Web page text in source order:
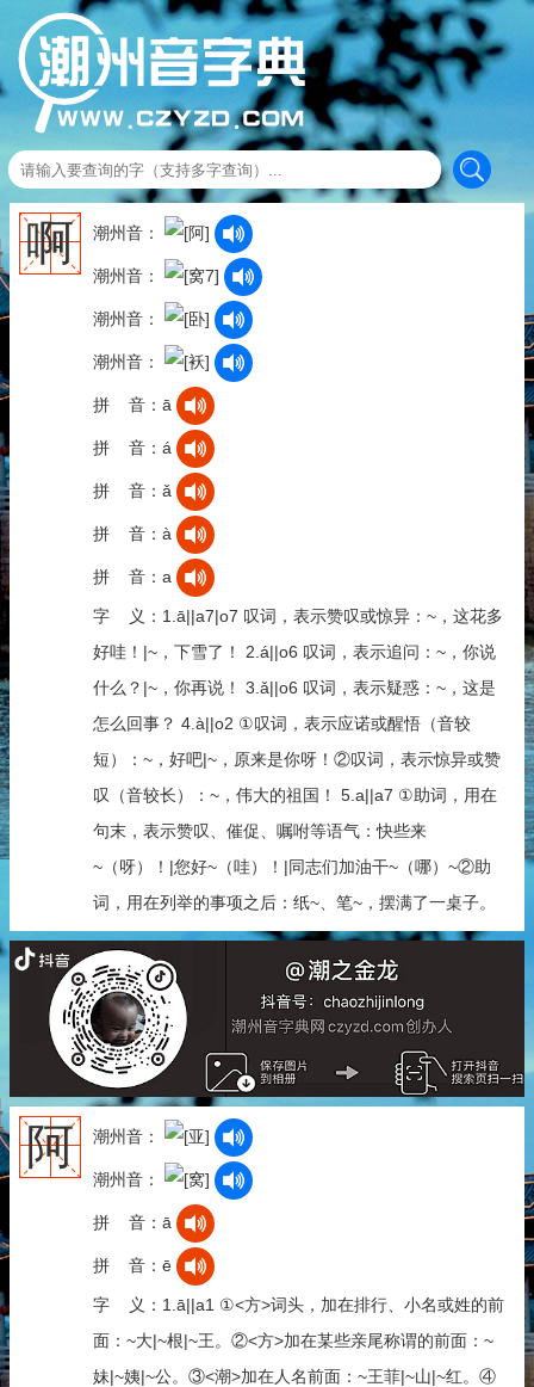
啊 潮州音：
潮州音：
潮州音：
潮州音：
拼 音：ā
拼 音：á
拼 音：ǎ
拼 音：à
拼 音：a
字 义：1.ā||a7|o7 叹词，表示赞叹或惊异：~，这花多
好哇！|~，下雪了！ 2.á||o6 叹词，表示追问：~，你说
什么？|~，你再说！ 3.ǎ||o6 叹词，表示疑惑：~，这是
怎么回事？ 4.à||o2 ①叹词，表示应诺或醒悟（音较
短）：~，好吧|~，原来是你呀！②叹词，表示惊异或赞
叹（音较长）：~，伟大的祖国！ 5.a||a7 ①助词，用在
句末，表示赞叹、催促、嘱咐等语气：快些来
~（呀）！|您好~（哇）！|同志们加油干~（哪）~②助
词，用在列举的事项之后：纸~、笔~，摆满了一桌子。
阿 潮州音：
潮州音：
拼 音：ā
拼 音：ē
字 义：1.ā||a1 ①<方>词头，加在排行、小名或姓的前
面：~大|~根|~王。②<方>加在某些亲尾称谓的前面：~
妹|~姨|~公。③<潮>加在人名前面：~王菲|~山|~红。④